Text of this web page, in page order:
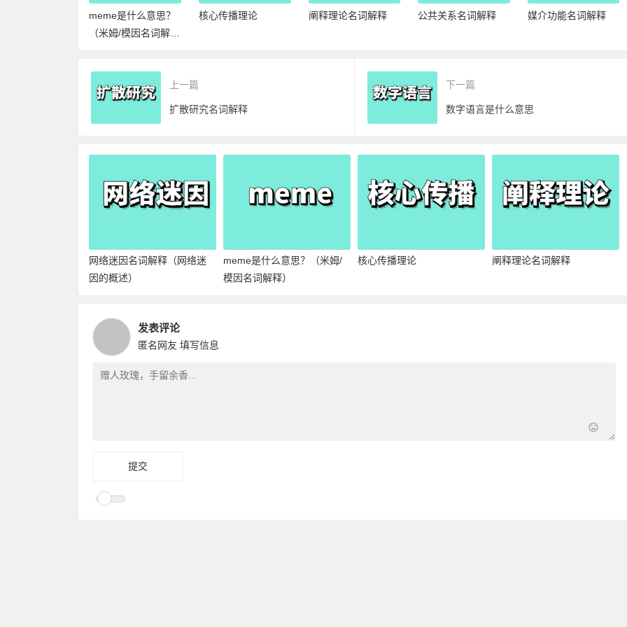
meme是什么意思？
（米姆/模因名词解
核心传播理论 阐释理论名词解释 公共关系名词解释 媒介功能名词解释
上一篇
扩散研究名词解释
下一篇
数字语言是什么意思
网络迷因名词解释（网络迷
因的概述）
meme是什么意思？（米姆/
模因名词解释）
核心传播理论 阐释理论名词解释
发表评论
匿名网友 填写信息